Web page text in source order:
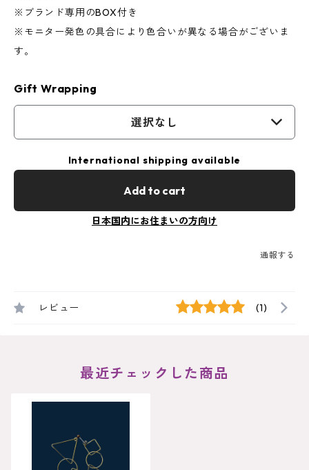
※ブランド専用のBOX付き
※モニター発色の具合により色合いが異なる場合がございま
す。
Gift Wrapping
選択なし
International shipping available
Add to cart
日本国内にお住まいの方向け
通報する
レビュー (1)
最近チェックした商品